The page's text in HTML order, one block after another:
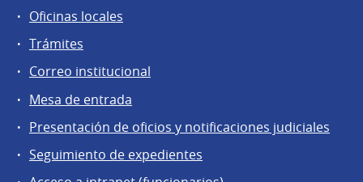
Oficinas locales
Trámites
Correo institucional
Mesa de entrada
Presentación de oficios y notificaciones judiciales
Seguimiento de expedientes